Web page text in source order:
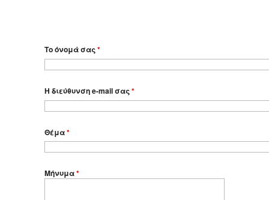
Το όνομά σας*
Η διεύθυνση e-mail σας*
Θέμα*
Μήνυμα*